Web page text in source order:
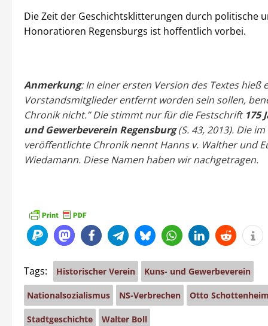
Die Zeit der Geschichtsklitterungen durch politische
Honoratioren Regensburgs ist hoffentlich vorbei.
Anmerkung: In einer ersten Version des Textes hieß
Vorstandsmitglieder entfernt worden sein sollen,
Chronik nicht.” Die stimmt nur für die Festschrift 175
und Gewerbeverein Regensburg(S. 43, 2013). Die
veröffentlichte Chronik nennt Hanns v. Walther und
Wiedamann. Diese Namen haben wir nachgetragen.
Tags: Historischer Verein Kuns- und Gewerbeverein
Nationalsozialismus NS-Verbrechen Otto
Stadtgeschichte Walter Boll